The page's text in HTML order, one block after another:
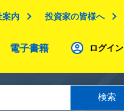
案内 投資家の皆様へ
電子書籍 ログイン
検索